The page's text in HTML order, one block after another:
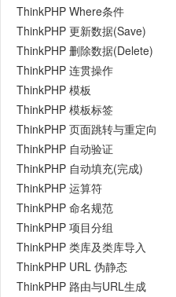
ThinkPHP Where条件
ThinkPHP 更新数据(Save)
ThinkPHP 删除数据(Delete)
ThinkPHP 连贯操作
ThinkPHP 模板
ThinkPHP 模板标签
ThinkPHP 页面跳转与重定向
ThinkPHP 自动验证
ThinkPHP 自动填充(完成)
ThinkPHP 运算符
ThinkPHP 命名规范
ThinkPHP 项目分组
ThinkPHP 类库及类库导入
ThinkPHP URL 伪静态
ThinkPHP 路由与URL生成